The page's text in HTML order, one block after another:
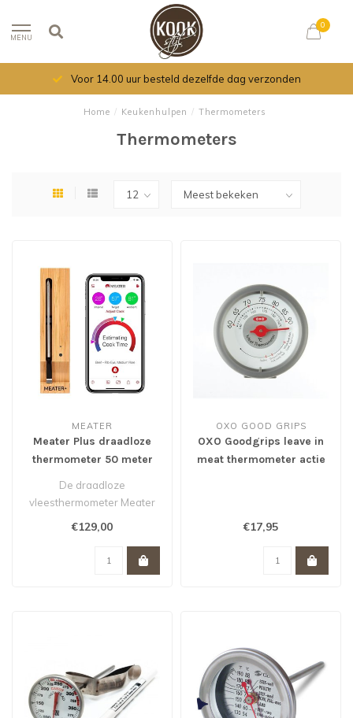
MENU
0
Voor 14.00 uur besteld dezelfde dag verzonden
Home / Keukenhulpen / Thermometers
Thermometers
MEATER
Meater Plus draadloze
thermometer 50 meter
De draadloze
vleesthermometer Meater
meet zowel de kern
€129,00
OXO GOOD GRIPS
OXO Goodgrips leave in
meat thermometer actie
€17,95